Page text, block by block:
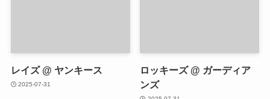
レイズ @ ヤンキース
2025-07-31
ロッキーズ @ ガーディア
ンズ